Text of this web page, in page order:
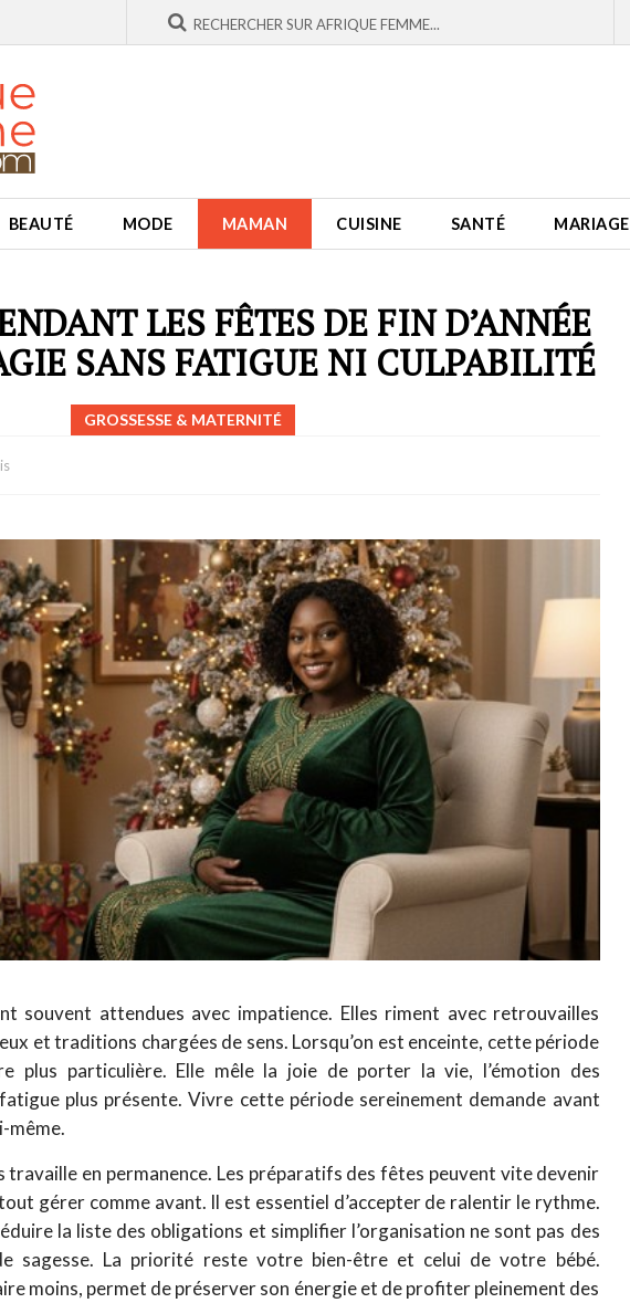
BEAUTÉ MODE MAMAN CUISINE SANTÉ MARIAGE
LES FÊTES DE FIN D’ANNÉE
SANS FATIGUE NI CULPABILITÉ
GROSSESSE & MATERNITÉ
souvent attendues avec impatience. Elles riment avec retrouvailles
et traditions chargées de sens. Lorsqu’on est enceinte, cette période
plus particulière. Elle mêle la joie de porter la vie, l’émotion des
plus présente. Vivre cette période sereinement demande avant
même.
travaille en permanence. Les préparatifs des fêtes peuvent vite devenir
gérer comme avant. Il est essentiel d’accepter de ralentir le rythme.
la liste des obligations et simplifier l’organisation ne sont pas des
sagesse. La priorité reste votre bien-être et celui de votre bébé.
moins, permet de préserver son énergie et de profiter pleinement des